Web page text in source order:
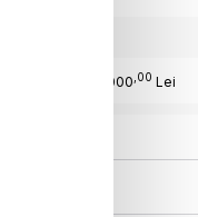
:155000 ,00 Lei